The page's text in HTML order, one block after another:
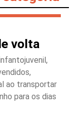
volta
ao transportar
para os dias